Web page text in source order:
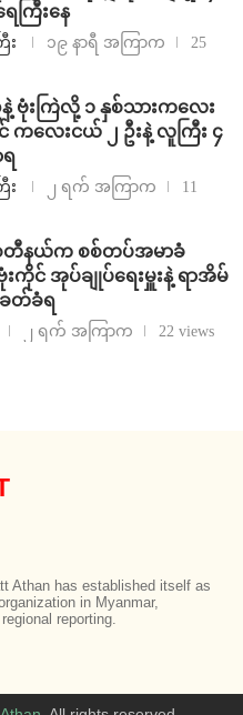
ေကြီးနေ
း ၁၉ နာရီ အကြာက
25
ဗုံးကြဲလို့ ၁ နှစ်သားကလေး
ကလေးငယ် ၂ ဦးနဲ့ လူကြီး ၄
ရ
း ၂ ရက် အကြာက
11
တီနယ်က စစ်တပ်အမာခံ
ကိုင် အုပ်ချုပ်ရေးမှူးနဲ့ ရာအိမ်
တ်ခံရ
၂ ရက် အကြာက 22 views
Athan has established itself as
in Myanmar,
reporting.